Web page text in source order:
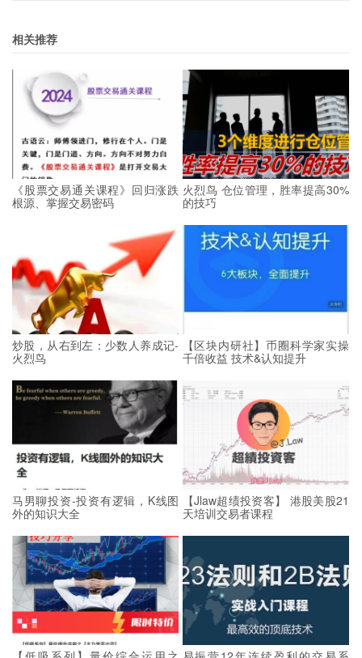
相关推荐
《股票交易通关课程》回归涨跌
根源、掌握交易密码
火烈鸟 仓位管理，胜率提高30%
的技巧
炒股，从右到左：少数人养成记-
火烈鸟
【区块内研社】币圈科学家实操
千倍收益 技术&认知提升
马男聊投资-投资有逻辑，K线图
外的知识大全
【Jlaw超绩投资客】 港股美股21
天培训交易者课程